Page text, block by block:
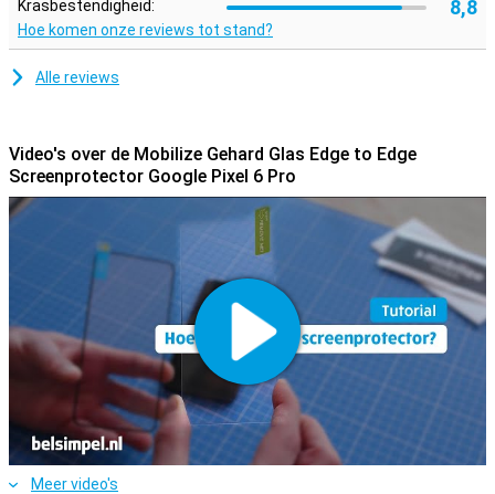
Krasbestendigheid: 8,8
Hoe komen onze reviews tot stand?
Alle reviews
Video's over de Mobilize Gehard Glas Edge to Edge
Screenprotector Google Pixel 6 Pro
Meer video's